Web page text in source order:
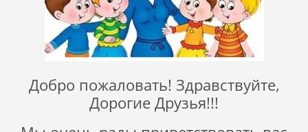
Добро пожаловать! Здравствуйте,
Дорогие Друзья!!!